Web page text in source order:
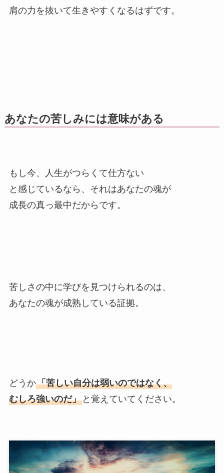
肩の力を抜いて生きやすくなるはずです。
あなたの苦しみには意味がある
もし今、人生がつらくて仕方ない
と感じているなら、それはあなたの魂が
成長の真っ最中だからです。
苦しさの中に学びを見つけられるのは、
あなたの魂が成熟している証拠。
どうか「苦しい自分は弱いのではなく、
むしろ強いのだ」と覚えていてください。